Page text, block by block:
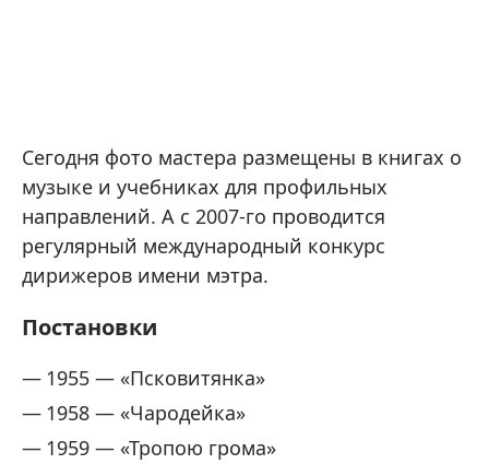
Сегодня фото мастера размещены в книгах о
музыке и учебниках для профильных
направлений. А с 2007-го проводится
регулярный международный конкурс
дирижеров имени мэтра.
Постановки
1955 — «Псковитянка»
1958 — «Чародейка»
1959 — «Тропою грома»